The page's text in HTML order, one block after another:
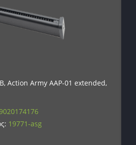
Action Army AAP-01 extended,
19771-asg